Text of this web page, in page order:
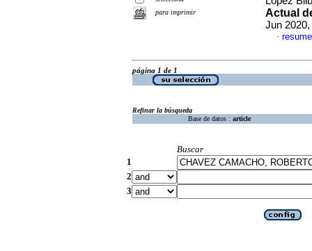
para imprimir
Actual
Jun
·
página 1 de 1
Refinar la búsqueda
Base de datos : article
Buscar
1
2
3